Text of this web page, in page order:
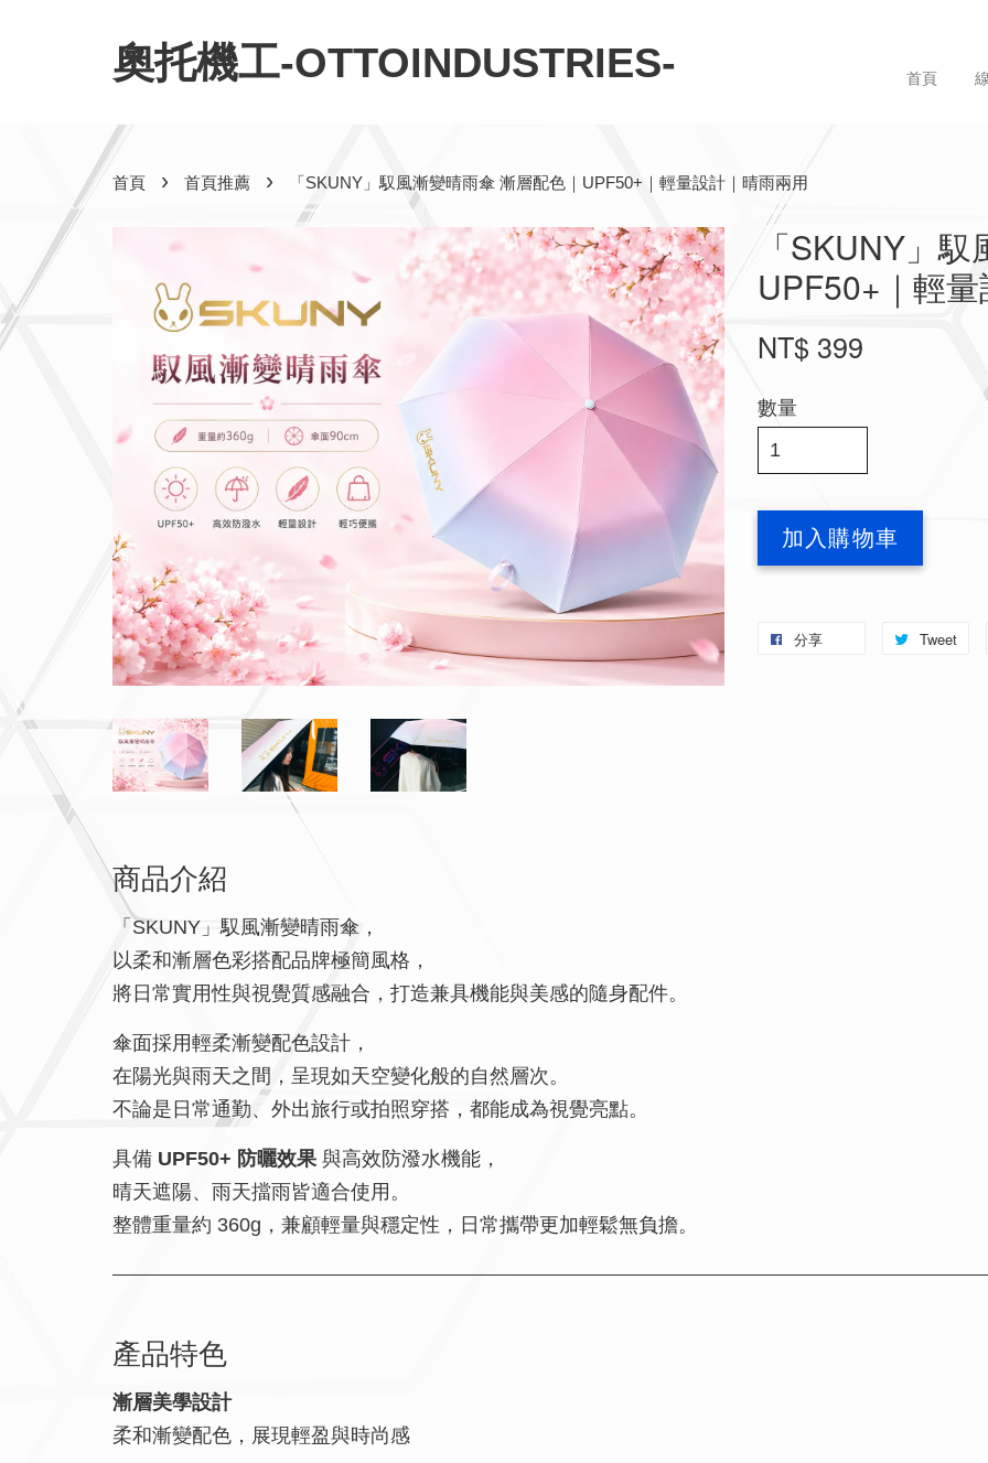
奧托機工-OTTOINDUSTRIES- 首頁
首頁 › 首頁推薦 › 「SKUNY」馭風漸變晴雨傘 漸層配色｜UPF50+｜輕量設計｜晴雨兩用
「SKUNY」
UPF50+｜輕
NT$ 399
數量
加入購物車
分享 Tweet
商品介紹
「SKUNY」馭風漸變晴雨傘，
以柔和漸層色彩搭配品牌極簡風格，
將日常實用性與視覺質感融合，打造兼具機能與美感的隨身配件。
傘面採用輕柔漸變配色設計，
在陽光與雨天之間，呈現如天空變化般的自然層次。
不論是日常通勤、外出旅行或拍照穿搭，都能成為視覺亮點。
具備 UPF50+ 防曬效果 與高效防潑水機能，
晴天遮陽、雨天擋雨皆適合使用。
整體重量約 360g，兼顧輕量與穩定性，日常攜帶更加輕鬆無負擔。
產品特色
漸層美學設計
柔和漸變配色，展現輕盈與時尚感